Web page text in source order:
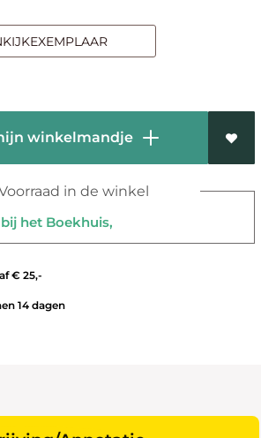
winkelmandje
in de winkel
het Boekhuis,
€ 25,-
14 dagen